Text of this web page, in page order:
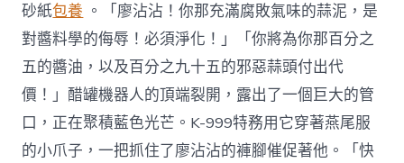
砂紙包養 。「廖沾沾！你那充滿腐敗氣味的蒜泥，是
對醬料學的侮辱！必須淨化！」「你將為你那百分之
五的醬油，以及百分之九十五的邪惡蒜頭付出代
價！」醋罐機器人的頂端裂開，露出了一個巨大的管
口，正在聚積藍色光芒。K-999特務用它穿著燕尾服
的小爪子，一把抓住了廖沾沾的褲腳催促著他。「快